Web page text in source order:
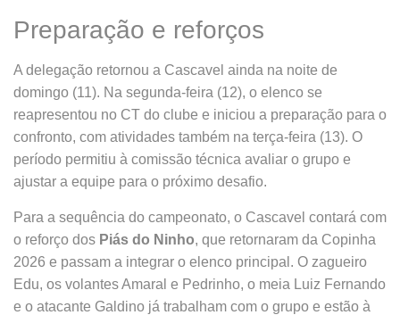
Preparação e reforços
A delegação retornou a Cascavel ainda na noite de
domingo (11). Na segunda-feira (12), o elenco se
reapresentou no CT do clube e iniciou a preparação para o
confronto, com atividades também na terça-feira (13). O
período permitiu à comissão técnica avaliar o grupo e
ajustar a equipe para o próximo desafio.
Para a sequência do campeonato, o Cascavel contará com
o reforço dos Piás do Ninho, que retornaram da Copinha
2026 e passam a integrar o elenco principal. O zagueiro
Edu, os volantes Amaral e Pedrinho, o meia Luiz Fernando
e o atacante Galdino já trabalham com o grupo e estão à